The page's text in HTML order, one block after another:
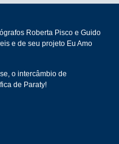
Roberta Pisco e Guido
e de seu projeto Eu Amo
o intercâmbio de
de Paraty!